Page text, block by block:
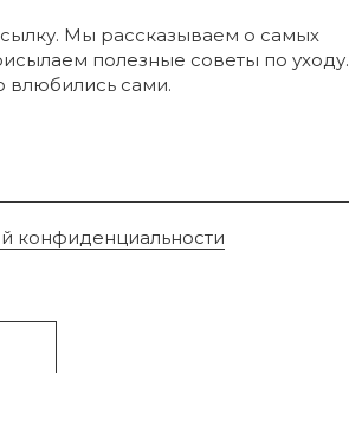
Мы рассказываем о самых
полезные советы по уходу.
влюбились сами.
конфиденциальности